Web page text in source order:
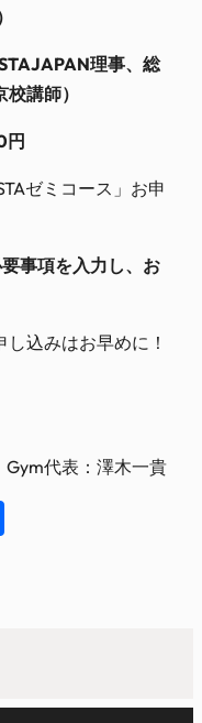
理事、総
講師）
ゼミコース」お申
事項を入力し、お
込みはお早めに！
代表：澤木一貴